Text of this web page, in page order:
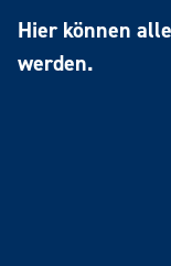
Hier können
werden.